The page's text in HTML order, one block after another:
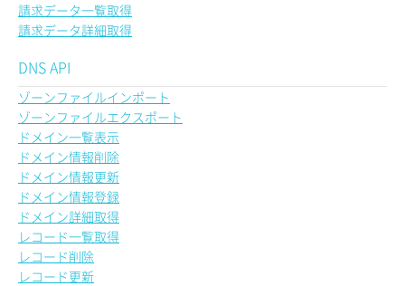
請求データ一覧取得
請求データ詳細取得
DNS API
ゾーンファイルインポート
ゾーンファイルエクスポート
ドメイン一覧表示
ドメイン情報削除
ドメイン情報更新
ドメイン情報登録
ドメイン詳細取得
レコード一覧取得
レコード削除
レコード更新